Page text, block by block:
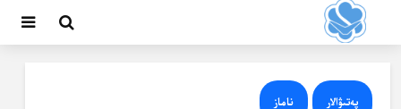
پەتىۋالار ناماز